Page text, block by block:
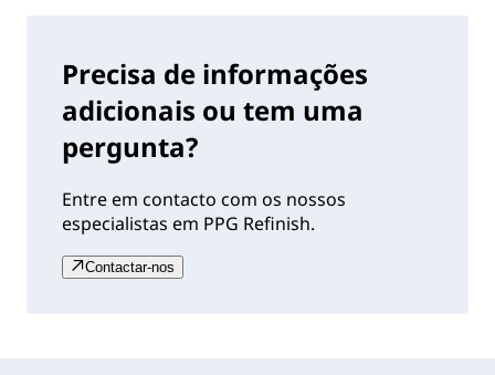
Precisa de informações
adicionais ou tem uma
pergunta?
Entre em contacto com os nossos
especialistas em PPG Refinish.
Contactar-nos